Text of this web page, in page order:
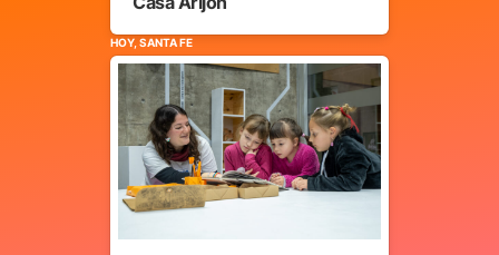
HOY, SANTA FE